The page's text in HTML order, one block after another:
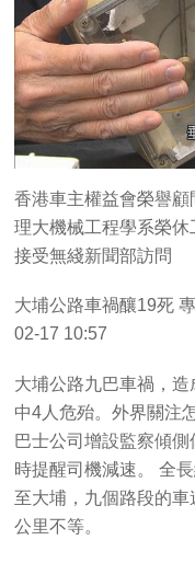
香港車主權益會榮譽顧
理大機械工程學系榮休
接受無綫新聞部訪問
大埔公路車禍釀19死
02-17 10:57
大埔公路九巴車禍，
中4人危殆。外界關注
巴士公司增設監察傾
時提醒司機減速。 全
至大埔，九個路段的
公里不等。